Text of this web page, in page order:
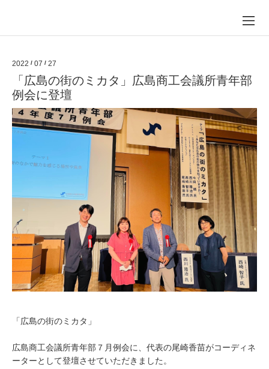
2022 / 07 / 27
「広島の街のミカタ」広島商工会議所青年部
例会に登壇
「広島の街のミカタ」
広島商工会議所青年部７月例会に、代表の尾崎香苗がコーディネ
ーターとして登壇させていただきました。